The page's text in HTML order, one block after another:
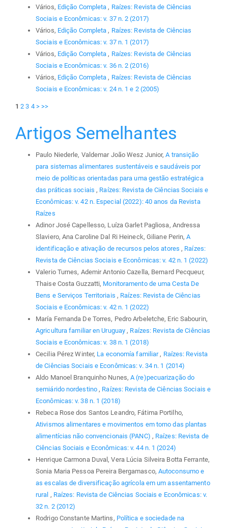
Vários, Edição Completa , Raízes: Revista de Ciências
Sociais e Econômicas: v. 37 n. 2 (2017)
Vários, Edição Completa , Raízes: Revista de Ciências
Sociais e Econômicas: v. 37 n. 1 (2017)
Vários, Edição Completa , Raízes: Revista de Ciências
Sociais e Econômicas: v. 36 n. 2 (2016)
Vários, Edição Completa , Raízes: Revista de Ciências
Sociais e Econômicas: v. 24 n. 1 e 2 (2005)
1 2 3 4 > >>
Artigos Semelhantes
Paulo Niederle, Valdemar João Wesz Junior,A transição
para sistemas alimentares sustentáveis e saudáveis por
meio de políticas orientadas para uma gestão estratégica
das práticas sociais , Raízes: Revista de Ciências Sociais e
Econômicas: v. 42 n. Especial (2022): 40 anos da Revista
Raízes
Adinor José Capellesso, Luíza Garlet Pagliosa, Andressa
Slaviero, Ana Caroline Dal Ri Heineck, Giliane Perin,A
identificação e ativação de recursos pelos atores , Raízes:
Revista de Ciências Sociais e Econômicas: v. 42 n. 1 (2022)
Valerio Turnes, Ademir Antonio Cazella, Bernard Pecqueur,
Thaise Costa Guzzatti, Monitoramento de uma Cesta De
Bens e Serviços Territoriais , Raízes: Revista de Ciências
Sociais e Econômicas: v. 42 n. 1 (2022)
María Fernanda De Torres, Pedro Arbeletche, Eric Sabourin,
Agricultura familiar en Uruguay , Raízes: Revista de Ciências
Sociais e Econômicas: v. 38 n. 1 (2018)
Cecilia Pérez Winter, La economía familiar , Raízes: Revista
de Ciências Sociais e Econômicas: v. 34 n. 1 (2014)
Aldo Manoel Branquinho Nunes,A (re)pecuarização do
semiárido nordestino , Raízes: Revista de Ciências Sociais e
Econômicas: v. 38 n. 1 (2018)
Rebeca Rose dos Santos Leandro, Fátima Portilho,
Ativismos alimentares e movimentos em torno das plantas
alimentícias não convencionais (PANC) , Raízes: Revista de
Ciências Sociais e Econômicas: v. 44 n. 1 (2024)
Henrique Carmona Duval, Vera Lúcia Silveira Botta Ferrante,
Sonia Maria Pessoa Pereira Bergamasco, Autoconsumo e
as escalas de diversificação agrícola em um assentamento
rural , Raízes: Revista de Ciências Sociais e Econômicas: v.
32 n. 2 (2012)
Rodrigo Constante Martins, Política e sociedade na